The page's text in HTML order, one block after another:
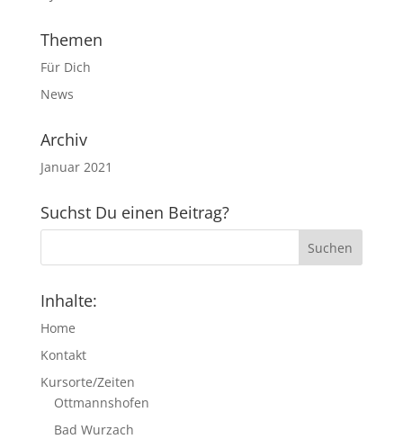
Themen
Für Dich
News
Archiv
Januar 2021
Suchst Du einen Beitrag?
Inhalte:
Home
Kontakt
Kursorte/Zeiten
Ottmannshofen
Bad Wurzach